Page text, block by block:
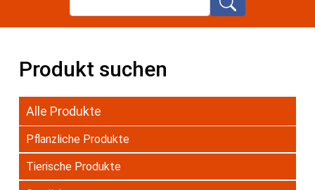
Produkt suchen
Alle Produkte
Pflanzliche Produkte
Tierische Produkte